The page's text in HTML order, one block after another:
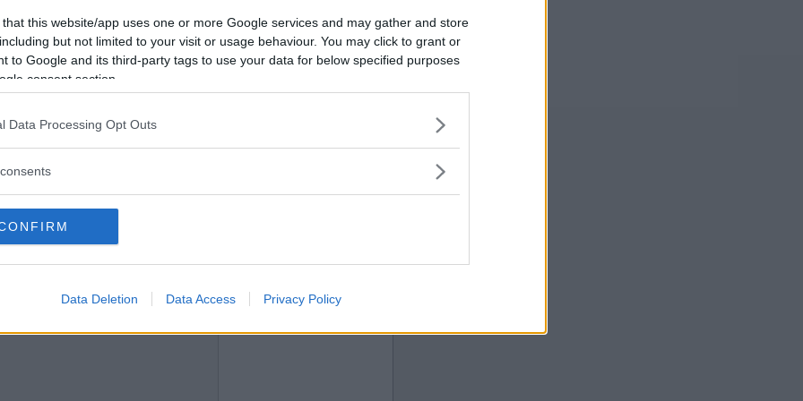
that this website/app uses one or more Google services and may gather and store
but not limited to your visit or usage behaviour. You may click to grant or
to Google and its third-party tags to use your data for below specified purposes
consent section.
Data Processing Opt Outs
Data Deletion Data Access Privacy Policy
du ändrade till Greta grus ?
2013-04-24 20:39
Grus och gräs?
att ett nick som Grus och gräs låter gräsligt
Vill du bli
medlem?